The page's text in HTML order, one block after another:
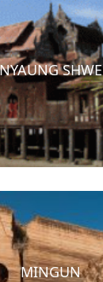
NYAUNG SHWE
MINGUN